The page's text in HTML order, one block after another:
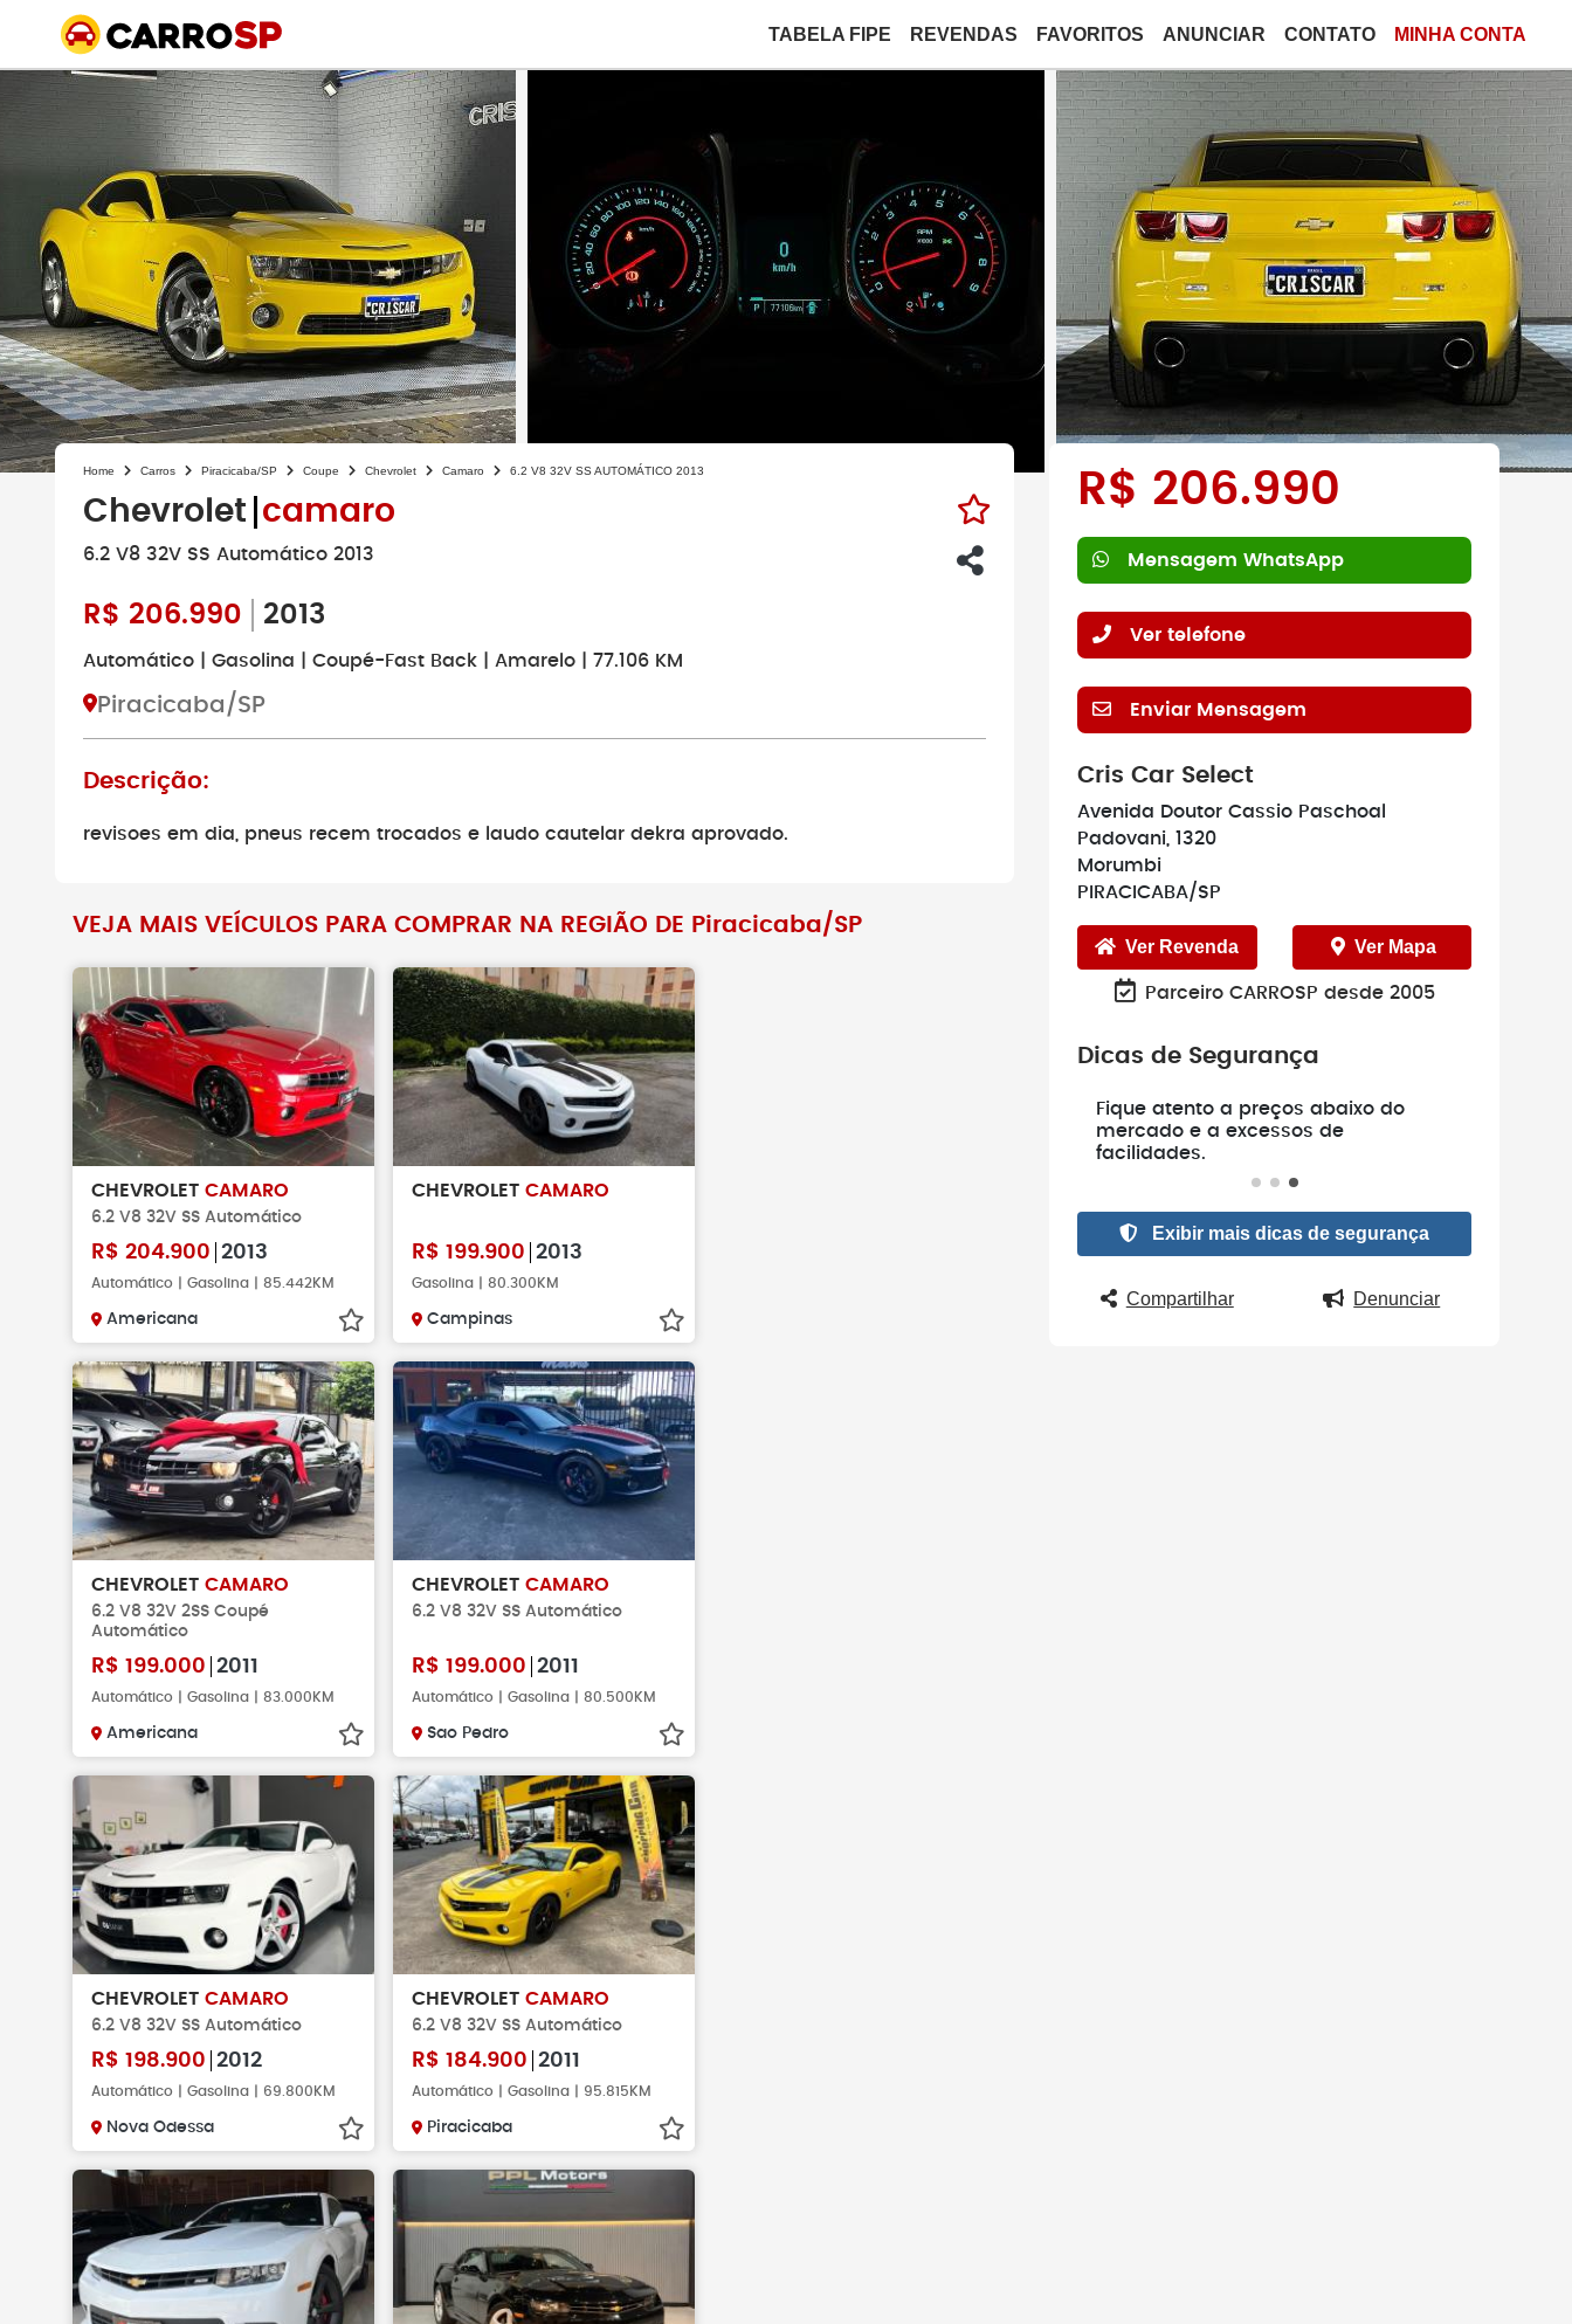
TABELA FIPE REVENDAS FAVORITOS ANUNCIAR CONTATO MINHA CONTA
Home Carros Piracicaba/SP Coupe Chevrolet Camaro 6.2 V8 32V SS AUTOMÁTICO 2013
Chevrolet camaro
6.2 V8 32V SS Automático 2013
R$ 206.990 2013
Automático | Gasolina | Coupé-Fast Back | Amarelo | 77.106 KM
Piracicaba/SP
Descrição:
revisoes em dia, pneus recem trocados e laudo cautelar dekra aprovado.
VEJA MAIS VEÍCULOS PARA COMPRAR NA REGIÃO DE Piracicaba/SP
CHEVROLET CAMARO
6.2 V8 32V SS Automático
R$ 204.900 2013
Automático | Gasolina | 85.442KM
Americana
CHEVROLET CAMARO
R$ 199.900 2013
Gasolina | 80.300KM
Campinas
CHEVROLET CAMARO
6.2 V8 32V 2SS Coupé
Automático
R$ 199.000 2011
Automático | Gasolina | 83.000KM
Americana
CHEVROLET CAMARO
6.2 V8 32V SS Automático
R$ 199.000 2011
Automático | Gasolina | 80.500KM
Sao Pedro
CHEVROLET CAMARO
6.2 V8 32V SS Automático
R$ 198.900 2012
Automático | Gasolina | 69.800KM
Nova Odessa
CHEVROLET CAMARO
6.2 V8 32V SS Automático
R$ 184.900 2011
Automático | Gasolina | 95.815KM
Piracicaba
R$ 206.990
Mensagem WhatsApp
Ver telefone
Enviar Mensagem
Cris Car Select
Avenida Doutor Cassio Paschoal
Padovani, 1320
Morumbi
PIRACICABA/SP
Ver Revenda Ver Mapa
Parceiro CARROSP desde 2005
Dicas de Segurança
Não faça pagamentos antes de
verificar se o veículo realmente
existe.
Fique atento a preços abaixo do
mercado e a excessos de
facilidades.
Exibir mais dicas de segurança
Compartilhar Denunciar